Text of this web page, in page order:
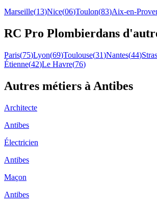
Marseille(13)Nice(06)Toulon(83)Aix-en-
RC Pro Plombierdans
Paris(75)Lyon(69)Toulouse(31)Nantes(44)
Étienne(42)Le Havre(76)
Autres métiers à Antibes
Architecte
Antibes
Électricien
Antibes
Maçon
Antibes